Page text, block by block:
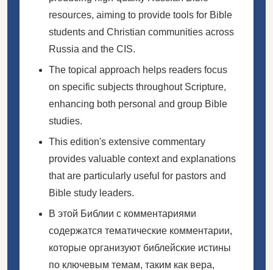
resources, aiming to provide tools for Bible
students and Christian communities across
Russia and the CIS.
The topical approach helps readers focus
on specific subjects throughout Scripture,
enhancing both personal and group Bible
studies.
This edition's extensive commentary
provides valuable context and explanations
that are particularly useful for pastors and
Bible study leaders.
В этой Библии с комментариями
содержатся тематические комментарии,
которые организуют библейские истины
по ключевым темам, таким как вера,